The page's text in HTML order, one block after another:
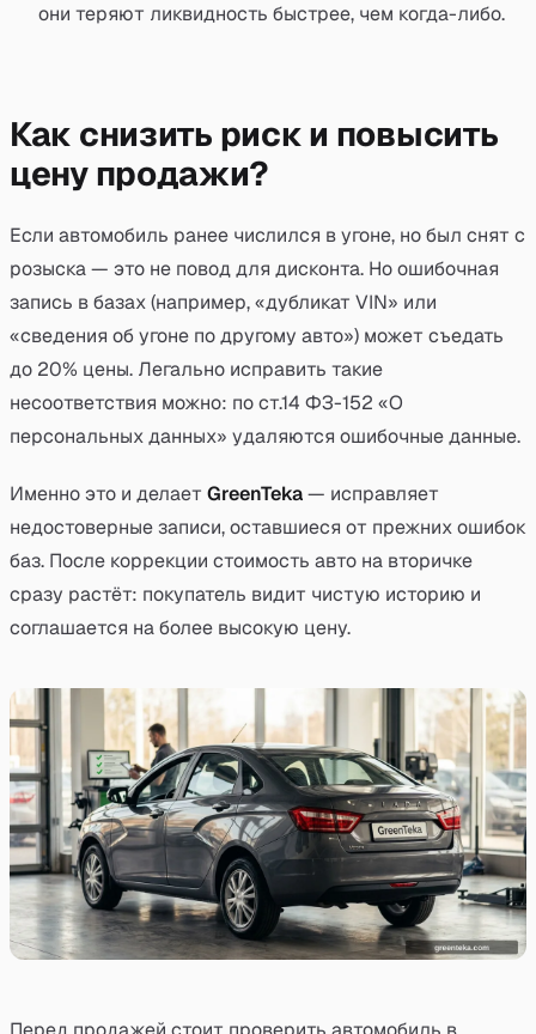
они теряют ликвидность быстрее, чем когда-либо.
Как снизить риск и повысить
цену продажи?
Если автомобиль ранее числился в угоне, но был снят с
розыска — это не повод для дисконта. Но ошибочная
запись в базах (например, «дубликат VIN» или
«сведения об угоне по другому авто») может съедать
до 20% цены. Легально исправить такие
несоответствия можно: по ст.14 ФЗ-152 «О
персональных данных» удаляются ошибочные данные.
Именно это и делает GreenTeka— исправляет
недостоверные записи, оставшиеся от прежних ошибок
баз. После коррекции стоимость авто на вторичке
сразу растёт: покупатель видит чистую историю и
соглашается на более высокую цену.